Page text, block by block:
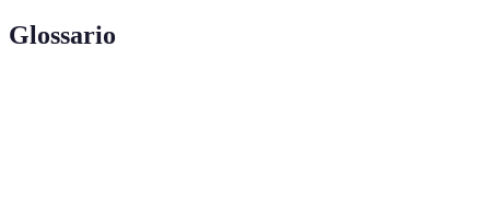
Glossario